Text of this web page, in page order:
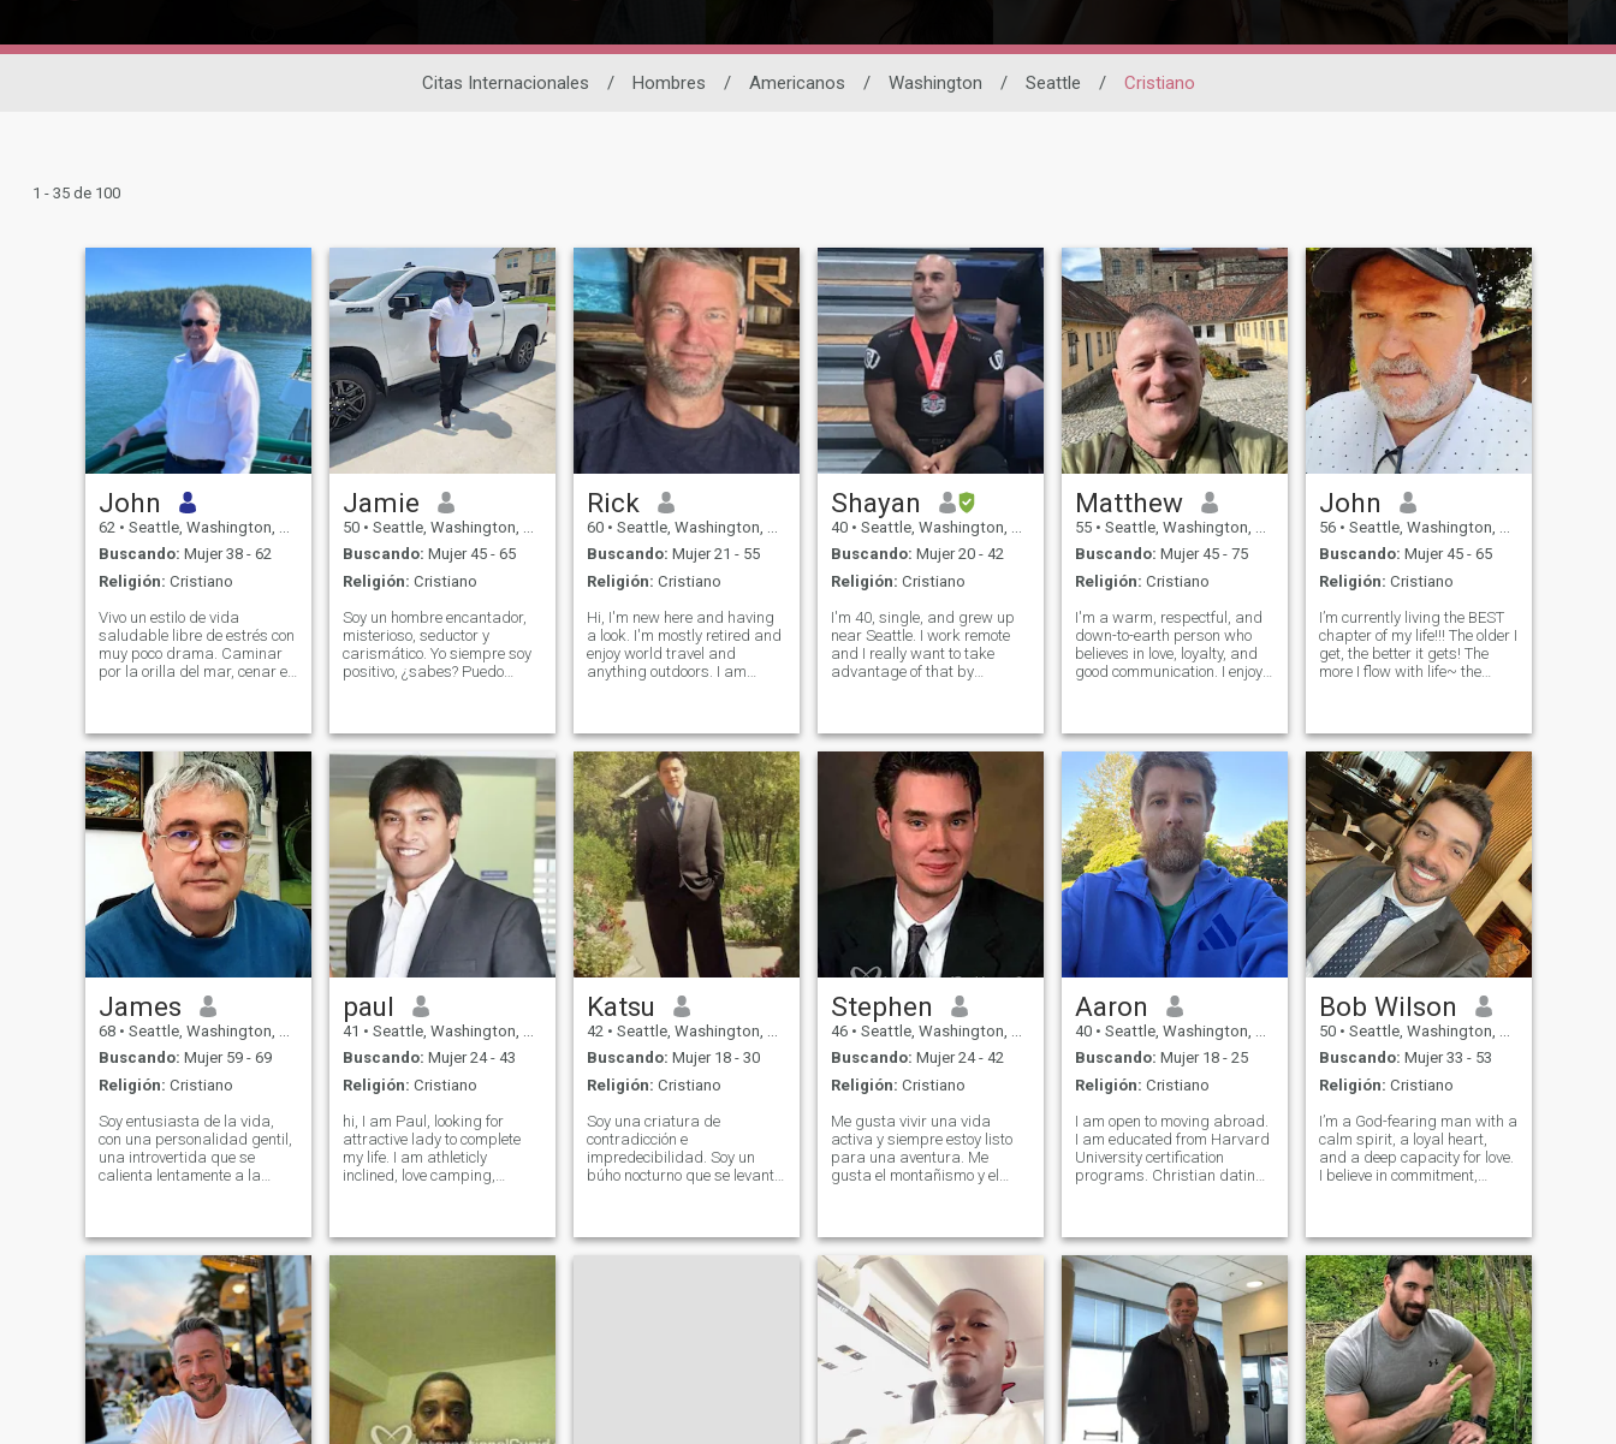
Citas Internacionales / Hombres / Americanos / Washington / Seattle / Cristiano
1 - 35 de 100
John
62 • Seattle, Washington, Estados Unidos
Buscando: Mujer 38 - 62
Religión: Cristiano
Vivo un estilo de vida
saludable libre de estrés con
muy poco drama. Caminar
por la orilla del mar, cenar en
cuando no estoy siendo
desafiado en el trabajo.
Jamie
50 • Seattle, Washington, Estados Unidos
Buscando: Mujer 45 - 65
Religión: Cristiano
Soy un hombre encantador,
misterioso, seductor y
carismático. Yo siempre soy
positivo, ¿sabes? Puedo
acostumbrado a confiar en
mi corazón, y soy capaz de
superar cualquier dificultad
en la vida y, habiendo
alcanzado mi meta, avanzar
aún más.
Rick
60 • Seattle, Washington, Estados Unidos
Buscando: Mujer 21 - 55
Religión: Cristiano
Hi, I'm new here and having
a look. I'm mostly retired and
enjoy world travel and
anything outdoors. I am
potentially interested in
relocating for part of the yea
Shayan
40 • Seattle, Washington, Estados Unidos
Buscando: Mujer 20 - 42
Religión: Cristiano
I'm 40, single, and grew up
near Seattle. I work remote
and I really want to take
advantage of that by
Europe as well. I was raised
with traditional old school v
Matthew
55 • Seattle, Washington, Estados Unidos
Buscando: Mujer 45 - 75
Religión: Cristiano
I'm a warm, respectful, and
down-to-earth person who
believes in love, loyalty, and
good communication. I enjoy
smile. I work hard, take care
of my responsibilities, and
John
56 • Seattle, Washington, Estados Unidos
Buscando: Mujer 45 - 65
Religión: Cristiano
I’m currently living the BEST
chapter of my life!!! The older I
get, the better it gets! The
more I flow with life~ the
And I love making people
LAUGH. I try my best to
James
68 • Seattle, Washington, Estados Unidos
Buscando: Mujer 59 - 69
Religión: Cristiano
Soy entusiasta de la vida,
con una personalidad gentil,
una introvertida que se
calienta lentamente a la
parecer súper seria, Pero
esa es solo mi naturaleza, en
realidad soy fácil de llevarse
bien, me gusta hacer chistes
cojos y reír, hago ejercicio un
par de veces a la semana y
trato de comer siempre sano.
paul
41 • Seattle, Washington, Estados Unidos
Buscando: Mujer 24 - 43
Religión: Cristiano
hi, I am Paul, looking for
attractive lady to complete
my life. I am athleticly
inclined, love camping,
enjoy even cooking. Enjoy the
Katsu
42 • Seattle, Washington, Estados Unidos
Buscando: Mujer 18 - 30
Religión: Cristiano
Soy una criatura de
contradicción e
impredecibilidad. Soy un
búho nocturno que se levanta
a tratar de superar
Stephen
46 • Seattle, Washington, Estados Unidos
Buscando: Mujer 24 - 42
Religión: Cristiano
Me gusta vivir una vida
activa y siempre estoy listo
para una aventura. Me
gusta el montañismo y el
hacer paracaidismo un día
antes y también ala delta.
También me gusta la cultura
y disfrutar del baile de la
Salsa, ópera, obras de
teatro y producciones
musicales. He estado
bailando Ballroom durante
más de diez años como un
hobby...es como poesía en
movimiento. No hay nada
Aaron
40 • Seattle, Washington, Estados Unidos
Buscando: Mujer 18 - 25
Religión: Cristiano
I am open to moving abroad.
I am educated from Harvard
University certification
programs. Christian dating
partner/wife (virgin) as New
Testament explains save
virginity
Bob Wilson
50 • Seattle, Washington, Estados Unidos
Buscando: Mujer 33 - 53
Religión: Cristiano
I’m a God-fearing man with a
calm spirit, a loyal heart,
and a deep capacity for love.
I believe in commitment,
honesty, faith, and a
relationship built on mutual
tru